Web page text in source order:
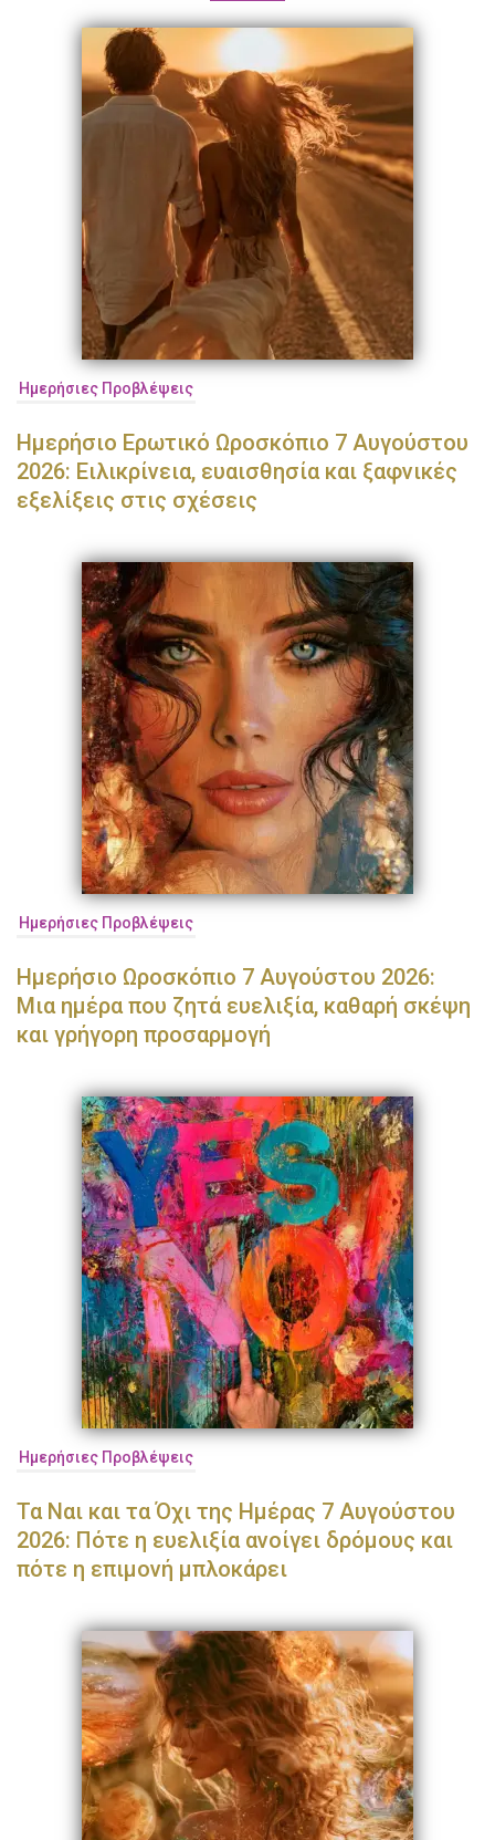
Ημερήσιες Προβλέψεις
Ημερήσιο Ερωτικό Ωροσκόπιο 7 Αυγούστου
2026: Ειλικρίνεια, ευαισθησία και ξαφνικές
εξελίξεις στις σχέσεις
Ημερήσιες Προβλέψεις
Ημερήσιο Ωροσκόπιο 7 Αυγούστου 2026:
Μια ημέρα που ζητά ευελιξία, καθαρή σκέψη
και γρήγορη προσαρμογή
Ημερήσιες Προβλέψεις
Τα Ναι και τα Όχι της Ημέρας 7 Αυγούστου
2026: Πότε η ευελιξία ανοίγει δρόμους και
πότε η επιμονή μπλοκάρει